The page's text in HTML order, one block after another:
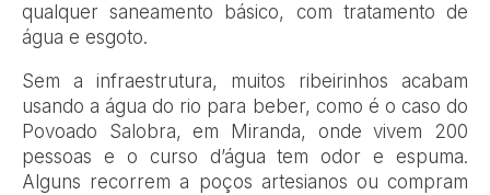
qualquer saneamento básico, com tratamento de
água e esgoto.
Sem a infraestrutura, muitos ribeirinhos acabam
usando a água do rio para beber, como é o caso do
Povoado Salobra, em Miranda, onde vivem 200
pessoas e o curso d’água tem odor e espuma.
Alguns recorrem a poços artesianos ou compram